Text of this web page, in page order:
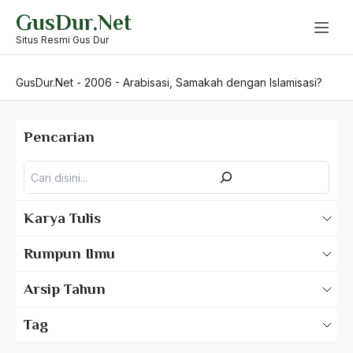
content
GusDur.Net
Situs Resmi Gus Dur
GusDur.Net - 2006 - Arabisasi, Samakah dengan Islamisasi?
Pencarian
Karya Tulis
Rumpun Ilmu
Arsip Tahun
Tag